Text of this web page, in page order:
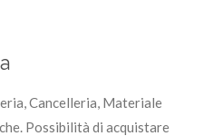
Cancelleria, Materiale
Possibilità di acquistare